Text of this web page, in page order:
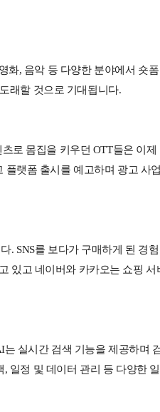
, 음악 등 다양한 분야에서 숏폼
래할 것으로 기대됩니다.
로 몸집을 키우던 OTT들은 이제
랫폼 출시를 예고하며 광고 사
. SNS를 보다가 구매하게 된 경
있고 네이버와 카카오는 쇼핑 서
실시간 검색 기능을 제공하며
일정 및 데이터 관리 등 다양한